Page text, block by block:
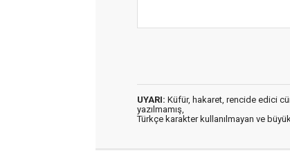
UYARI: Küfür, hakaret, rencide edici
yazılmamış,
Türkçe karakter kullanılmayan ve